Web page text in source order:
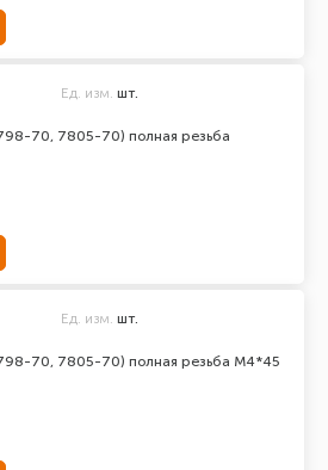
70, 7805-70) полная резьба
Ед. изм. шт.
70, 7805-70) полная резьба М4*45
Ед. изм. шт.